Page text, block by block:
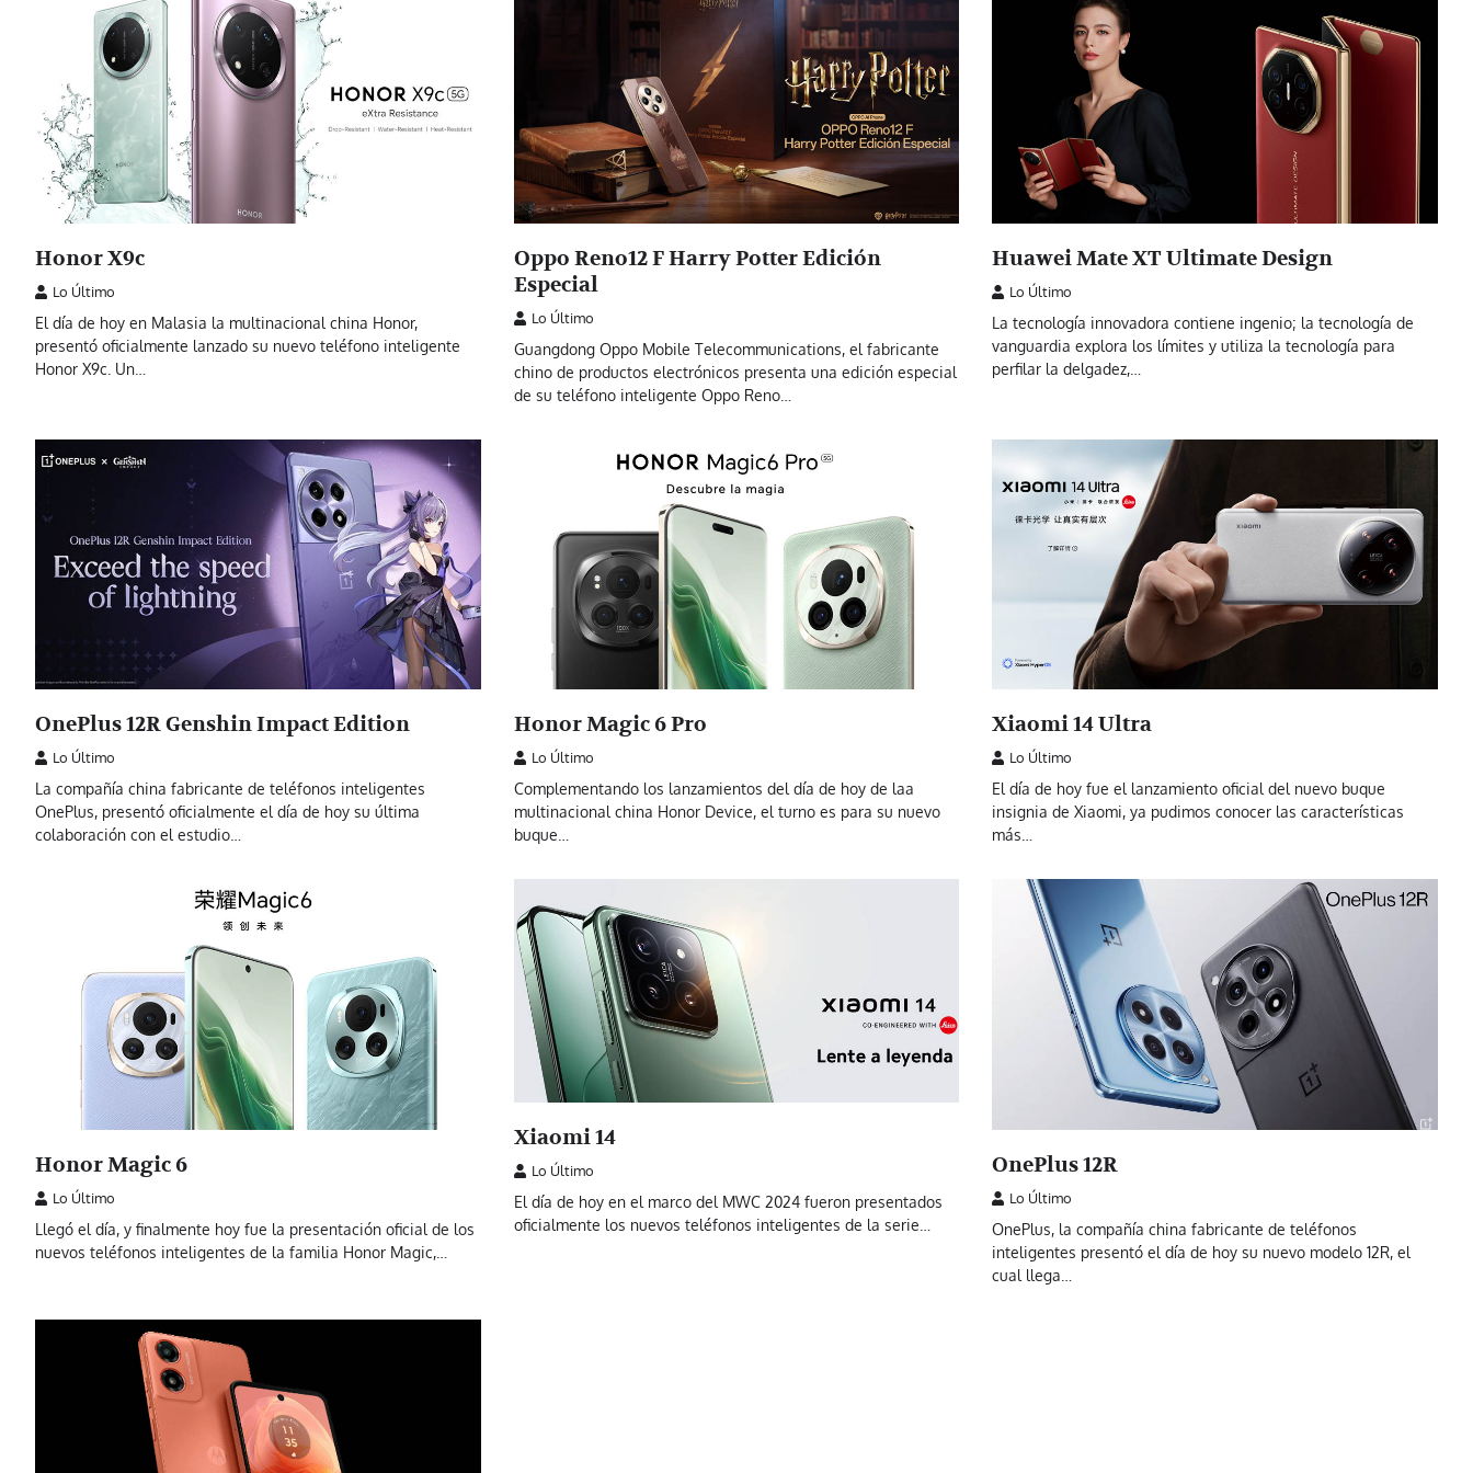
Honor X9c
Lo Último
El día de hoy en Malasia la multinacional china Honor,
presentó oficialmente lanzado su nuevo teléfono inteligente
Honor X9c. Un…
Oppo Reno12 F Harry Potter Edición
Especial
Lo Último
Guangdong Oppo Mobile Telecommunications, el fabricante
chino de productos electrónicos presenta una edición especial
de su teléfono inteligente Oppo Reno…
Huawei Mate XT Ultimate Design
Lo Último
La tecnología innovadora contiene ingenio; la tecnología de
vanguardia explora los límites y utiliza la tecnología para
perfilar la delgadez,…
OnePlus 12R Genshin Impact Edition
Lo Último
La compañía china fabricante de teléfonos inteligentes
OnePlus, presentó oficialmente el día de hoy su última
colaboración con el estudio…
Honor Magic 6 Pro
Lo Último
Complementando los lanzamientos del día de hoy de laa
multinacional china Honor Device, el turno es para su nuevo
buque…
Xiaomi 14 Ultra
Lo Último
El día de hoy fue el lanzamiento oficial del nuevo buque
insignia de Xiaomi, ya pudimos conocer las características
más…
Honor Magic 6
Lo Último
Llegó el día, y finalmente hoy fue la presentación oficial de los
nuevos teléfonos inteligentes de la familia Honor Magic,…
Xiaomi 14
Lo Último
El día de hoy en el marco del MWC 2024 fueron presentados
oficialmente los nuevos teléfonos inteligentes de la serie…
OnePlus 12R
Lo Último
OnePlus, la compañía china fabricante de teléfonos
inteligentes presentó el día de hoy su nuevo modelo 12R, el
cual llega…